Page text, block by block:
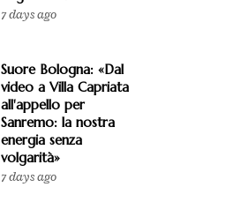
7 days ago
Suore Bologna: «Dal
video a Villa Capriata
all'appello per
Sanremo: la nostra
energia senza
volgarità»
7 days ago